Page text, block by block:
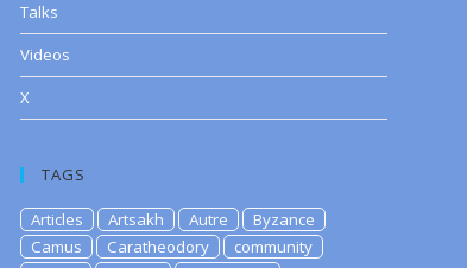
Talks
Videos
X
TAGS
Articles Artsakh Autre
Byzance
Camus
Caratheodory
community